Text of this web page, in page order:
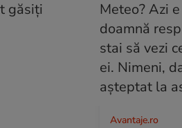
Avantaje.ro